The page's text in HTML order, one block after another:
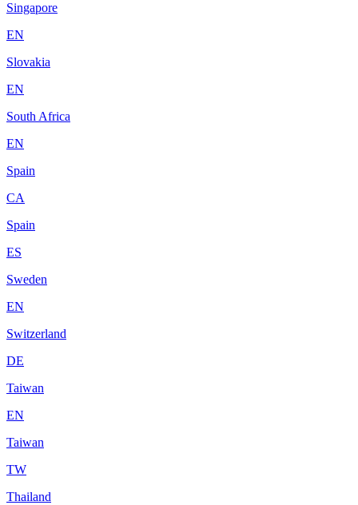
Singapore
EN
Slovakia
EN
South Africa
EN
Spain
CA
Spain
ES
Sweden
EN
Switzerland
DE
Taiwan
EN
Taiwan
TW
Thailand